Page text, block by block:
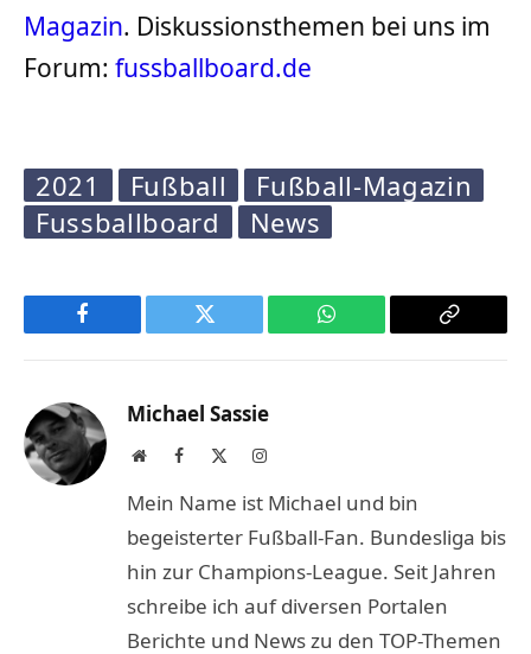
Magazin. Diskussionsthemen bei uns im
Forum: fussballboard.de
2021 Fußball
Fußball-Magazin
Fussballboard
News
Facebook Twitter WhatsApp
Copy
Michael Sassie
WebsiteFacebook Instagram
Mein Name ist Michael und bin
begeisterter Fußball-Fan. Bundesliga bis
hin zur Champions-League. Seit Jahren
schreibe ich auf diversen Portalen
Berichte und News zu den TOP-Themen